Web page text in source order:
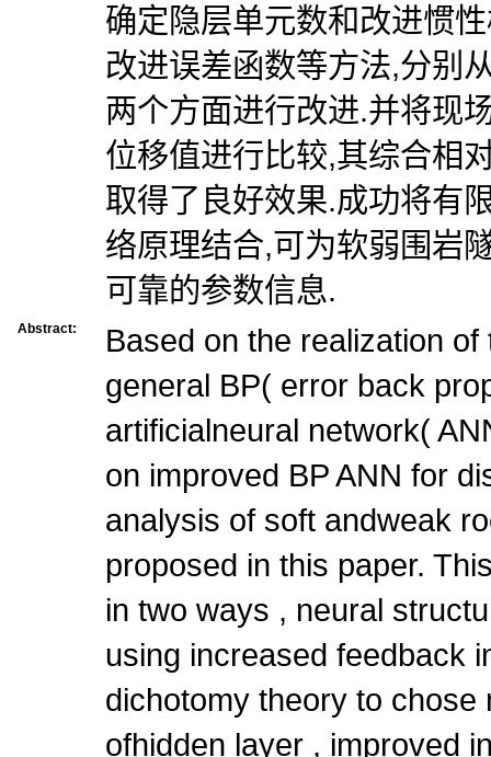
确定隐层单元数和改进惯
改进误差函数等方法,分别
两个方面进行改进.并将现
位移值进行比较,其综合相
取得了良好效果.成功将有
络原理结合,可为软弱围岩
可靠的参数信息.
Abstract:
Based on the realization
general BP( error back
artificialneural network(
on improved BP ANN for
analysis of soft andweak
proposed in this paper.
in two ways , neural
using increased feedback
dichotomy theory to chose
ofhidden layer , improved